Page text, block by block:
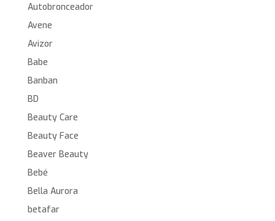
Autobronceador
Avene
Avizor
Babe
Banban
BD
Beauty Care
Beauty Face
Beaver Beauty
Bebé
Bella Aurora
betafar